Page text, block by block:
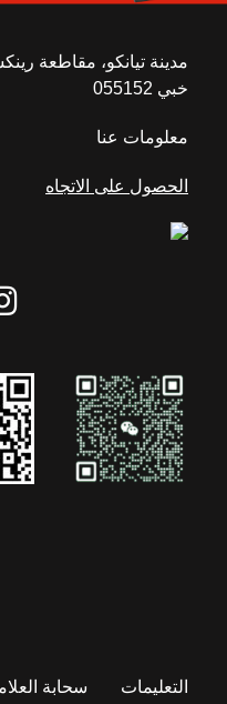
مدينة تيانكو، مقاطعة
خبي 055152
معلومات عنا
الحصول على الاتجاه
التعليمات سحابة